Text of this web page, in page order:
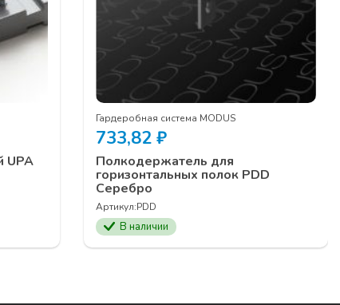
UPA
Гардеробная система MODUS
733,82 ₽
Полкодержатель для
горизонтальных полок PDD
Серебро
Артикул:PDD
В наличии